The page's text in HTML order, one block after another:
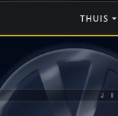
THUIS